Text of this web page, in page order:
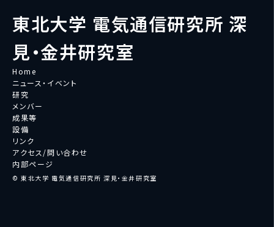
東北大学 電気通信研究所 深
見・金井研究室
Home
ニュース・イベント
研究
メンバー
成果等
設備
リンク
アクセス/問い合わせ
内部ページ
© 東北大学 電気通信研究所 深見・金井研究室